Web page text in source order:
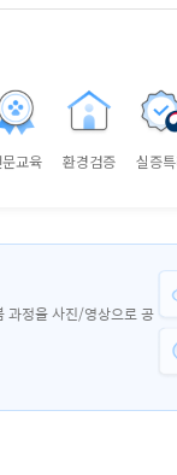
문교육 환경검증 실증
과정을 사진/영상으로 공